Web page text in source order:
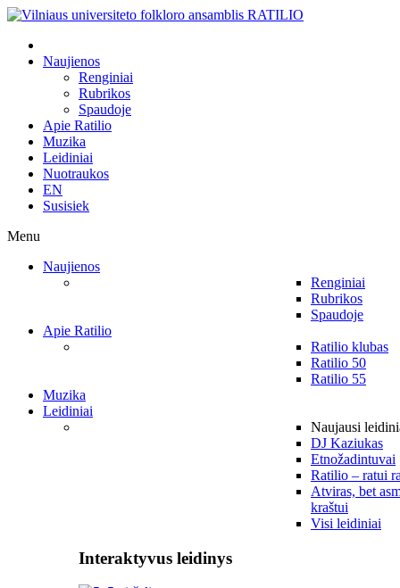
Naujienos
Renginiai
Rubrikos
Spaudoje
Apie Ratilio
Muzika
Leidiniai
Nuotraukos
EN
Susisiek
Menu
Naujienos
Renginiai
Rubrikos
Spaudoje
Apie Ratilio
Ratilio klubas
Ratilio 50
Ratilio 55
Muzika
Leidiniai
Naujausi
DJ Kaziukas
Etnožadintuvai
Ratilio – ratui
Atviras, bet
kraštui
Visi leidiniai
Interaktyvus leidinys